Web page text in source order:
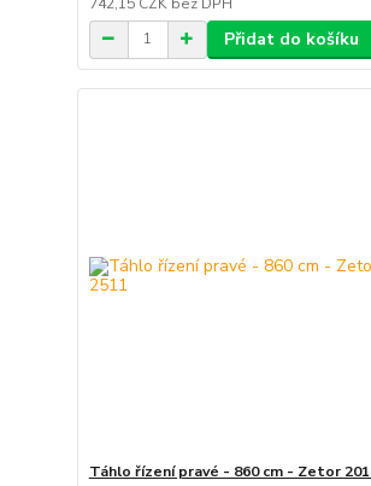
Přidat do košíku
Táhlo řízení pravé - 860 cm - Zetor